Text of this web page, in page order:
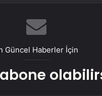
Güncel Haberler İçin